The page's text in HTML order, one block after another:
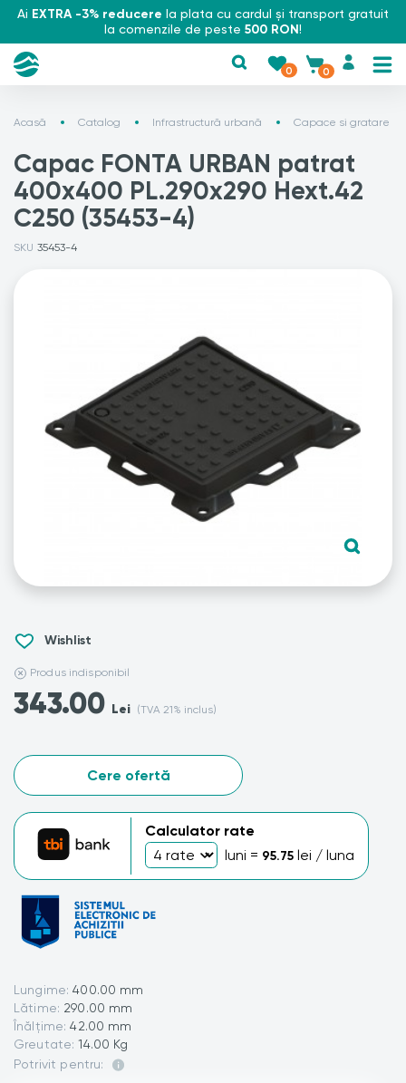
Ai EXTRA -3% reducere la plata cu cardul și transport gratuit
la comenzile de peste 500 RON!
0 0
Acasă Catalog Infrastructură urbană Capace si gratare
Capac FONTA URBAN patrat
400x400 PL.290x290 Hext.42
C250 (35453-4)
SKU 35453-4
Wishlist
Produs indisponibil
343.00 Lei (TVA 21% inclus)
Cere ofertă
Calculator rate
luni = 95.75 lei / luna
Lungime: 400.00 mm
Lătime: 290.00 mm
Înălțime: 42.00 mm
Greutate: 14.00 Kg
Potrivit pentru: